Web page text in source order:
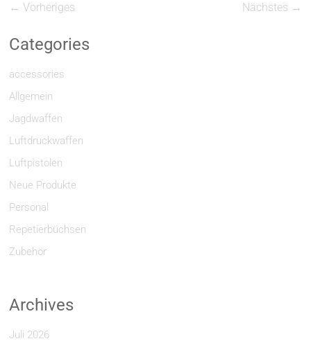
← Vorheriges Nächstes →
Categories
accessories
Allgemein
Jagdwaffen
Luftdruckwaffen
Luftpistolen
Neue Produkte
Personal
Repetierbüchsen
Zubehör
Archives
Juli 2026